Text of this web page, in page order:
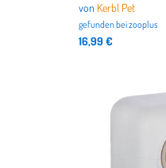
von Kerbl Pet
gefunden beizooplus
16,99 €